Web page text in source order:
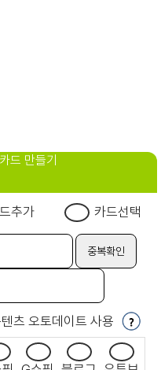
드 만들기
추가 카드선택
츠 오토데이트 사용